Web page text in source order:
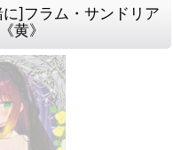
]フラム・サンドリア
黄》